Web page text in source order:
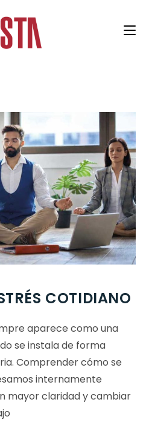
COTIDIANO
aparece como una
se instala de forma
Comprender cómo se
internamente
mayor claridad y cambiar